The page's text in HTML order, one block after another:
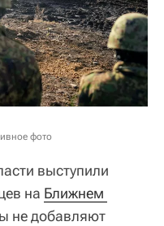
фото
выступили
на Ближнем
не добавляют